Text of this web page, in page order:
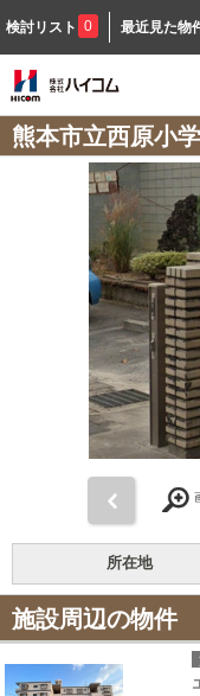
検討リスト 0 最近見た物
熊本市立西原小
所在地
施設周辺の物件